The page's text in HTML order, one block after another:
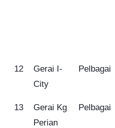
12
Gerai I-
City
Pelbagai
13
Gerai Kg
Perian
Pelbagai